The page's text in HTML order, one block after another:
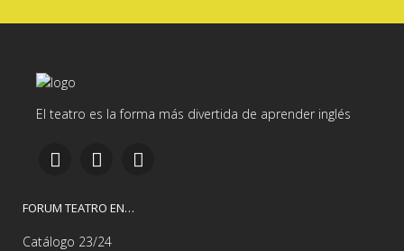
El teatro es la forma más divertida de aprender inglés
FORUM TEATRO EN…
Catálogo 23/24